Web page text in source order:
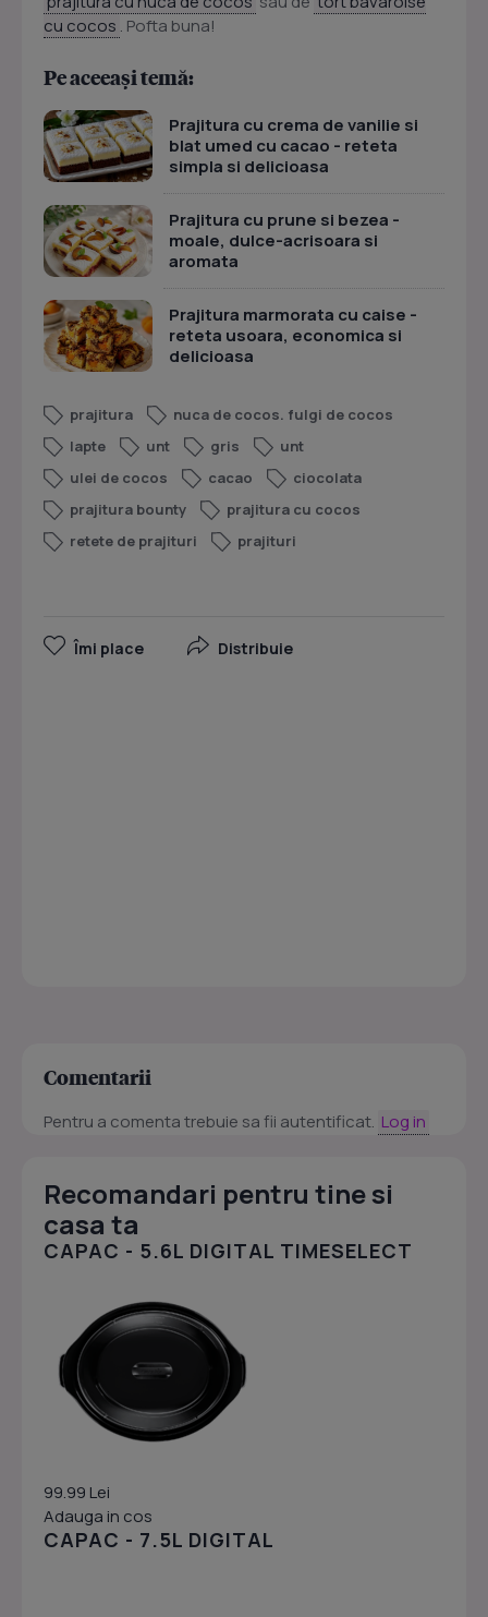
cu cocos . Pofta buna!
Pe aceeași temă:
Prajitura cu crema de vanilie si
blat umed cu cacao - reteta
simpla si delicioasa
Prajitura cu prune si bezea -
moale, dulce-acrisoara si
aromata
Prajitura marmorata cu caise -
reteta usoara, economica si
delicioasa
prajitura
nuca de cocos. fulgi de cocos
lapte
unt gris
unt
ulei de cocos
cacao
ciocolata
prajitura bounty
prajitura cu cocos
retete de prajituri
prajituri
Îmi place Distribuie
Comentarii
Pentru a comenta trebuie sa fii autentificat. Log in
Recomandari pentru tine si
casa ta
CAPAC - 5.6L DIGITAL TIMESELECT
99.99 Lei
Adauga in cos
CAPAC - 7.5L DIGITAL